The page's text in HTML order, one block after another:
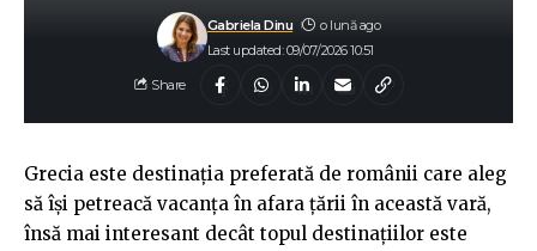
Last updated: 09/07/2026 10:51
Gabriela Dinu o lună ago
Share
Grecia este destinația preferată de românii care aleg
să își petreacă vacanța în afara țării în această vară,
însă mai interesant decât topul destinațiilor este